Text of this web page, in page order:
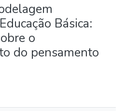
Básica:
o
do pensamento